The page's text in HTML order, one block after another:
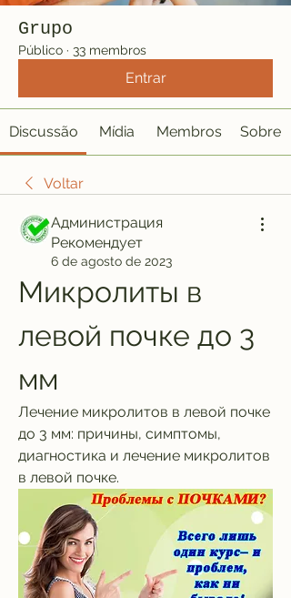
Grupo
Público · 33 membros
Entrar
Discussão Mídia Membros Sobre
Voltar
Администрация
Рекомендует
6 de agosto de 2023
Микролиты в
левой почке до 3
мм
Лечение микролитов в левой почке
до 3 мм: причины, симптомы,
диагностика и лечение микролитов
в левой почке.